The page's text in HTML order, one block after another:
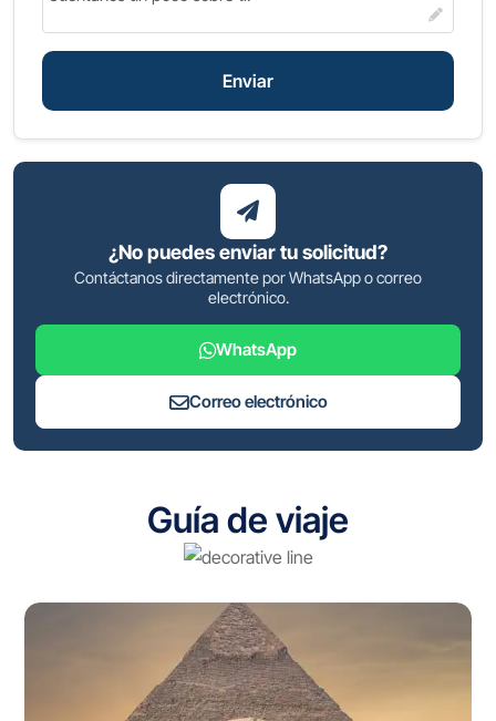
Enviar
¿No puedes enviar tu solicitud?
Contáctanos directamente por WhatsApp o correo
electrónico.
WhatsApp
Correo electrónico
Guía de viaje